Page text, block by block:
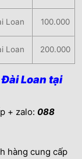
Loan 100.000
Loan 200.000
Loan tại
+ zalo: 088
hàng cung cấp